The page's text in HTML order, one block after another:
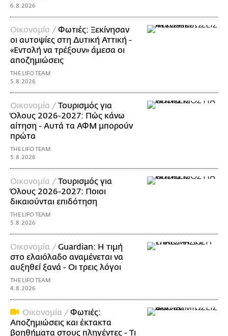
6.8.2026
Οικονομία /Φωτιές: Ξεκίνησαν
οι αυτοψίες στη Δυτική Αττική -
«Εντολή να τρέξουν» άμεσα οι
αποζημιώσεις
THE LIFO TEAM
5.8.2026
Οικονομία /Τουρισμός για
Όλους 2026-2027: Πώς κάνω
αίτηση - Αυτά τα ΑΦΜ μπορούν
πρώτα
THE LIFO TEAM
5.8.2026
Οικονομία /Τουρισμός για
Όλους 2026-2027: Ποιοι
δικαιούνται επιδότηση
THE LIFO TEAM
5.8.2026
Οικονομία /Guardian: Η τιμή
στο ελαιόλαδο αναμένεται να
αυξηθεί ξανά - Οι τρεις λόγοι
THE LIFO TEAM
4.8.2026
Οικονομία /Φωτιές:
Αποζημιώσεις και έκτακτα
βοηθήματα στους πληγέντες - Τι